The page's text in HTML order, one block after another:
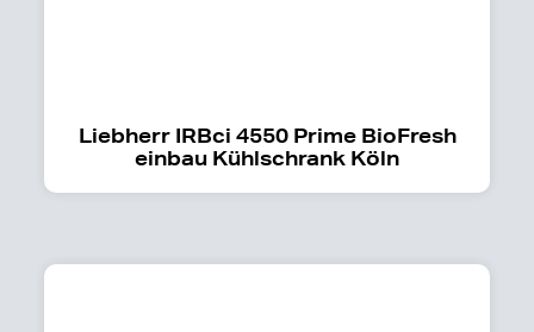
Liebherr IRBci 4550 Prime BioFresh
einbau Kühlschrank Köln